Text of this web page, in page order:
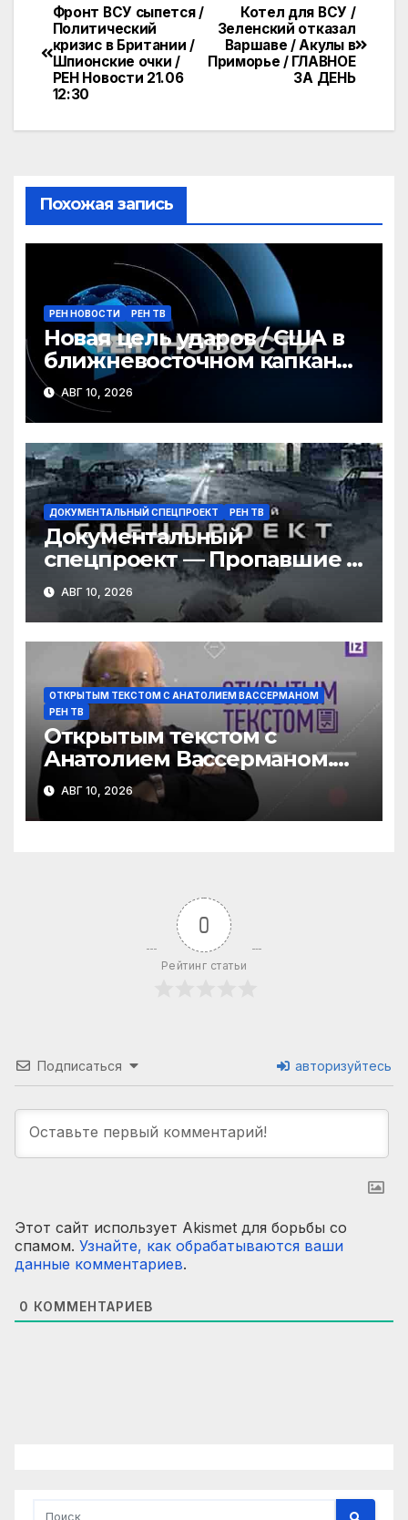
e
gr
a
m
n
o
kl
s
ni
ki
itt
er
п
р
а
и
Навигация
по
записям
Котел для ВСУ /
Зеленский отказал
Варшаве / Акулы в
Приморье / ГЛАВНОЕ
ЗА ДЕНЬ
Фронт ВСУ сыпется /
Политический
кризис в Британии /
Шпионские очки /
РЕН Новости 21.06
12:30
Похожая запись
РЕН НОВОСТИ РЕН ТВ
Новая цель ударов / США в
ближневосточном капкане /
Революция для геймеров /
РЕН Новости 12:30 10.08
АВГ 10, 2026
ДОКУМЕНТАЛЬНЫЙ СПЕЦПРОЕКТ РЕН ТВ
Документальный
спецпроект — Пропавшие в
тайге: тайна семьи
Усольцевых (09.08.2026)
АВГ 10, 2026
ОТКРЫТЫМ ТЕКСТОМ С АНАТОЛИЕМ ВАССЕРМАНОМ
РЕН ТВ
Открытым текстом с
Анатолием Вассерманом.
Выпуск от 09.08.2026
АВГ 10, 2026
0
Рейтинг статьи
Подписаться авторизуйтесь
Этот сайт использует Akismet для борьбы со
спамом. Узнайте, как обрабатываются ваши
данные комментариев.
0 КОММЕНТАРИЕВ